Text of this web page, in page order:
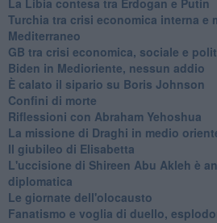
Turchia tra crisi economica interna e
Mediterraneo
GB tra crisi economica, sociale e
Biden in Medioriente, nessun addio
È calato il sipario su Boris Johnson
Confini di morte
Riflessioni con Abraham Yehoshua
La missione di Draghi in medio
Il giubileo di Elisabetta
L'uccisione di Shireen Abu Akleh è
diplomatica
Le giornate dell'olocausto
Fanatismo e voglia di duello,